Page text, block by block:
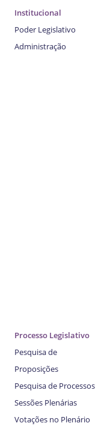
Institucional
Poder Legislativo
Administração
Processo Legislativo
Pesquisa de
Proposições
Pesquisa de Processos
Sessões Plenárias
Votações no Plenário